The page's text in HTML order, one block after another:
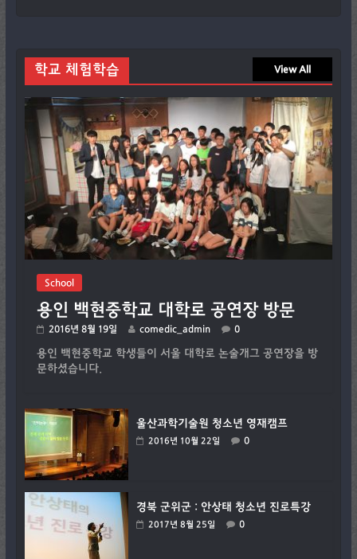
학교 체험학습 View All
School
용인 백현중학교 대학로 공연장 방문
2016년 8월 19일 comedic_admin 0
용인 백현중학교 학생들이 서울 대학로 논술개그 공연장을 방
문하셨습니다.
울산과학기술원 청소년 영재캠프
2016년 10월 22일 0
경북 군위군 : 안상태 청소년 진로특강
2017년 8월 25일 0